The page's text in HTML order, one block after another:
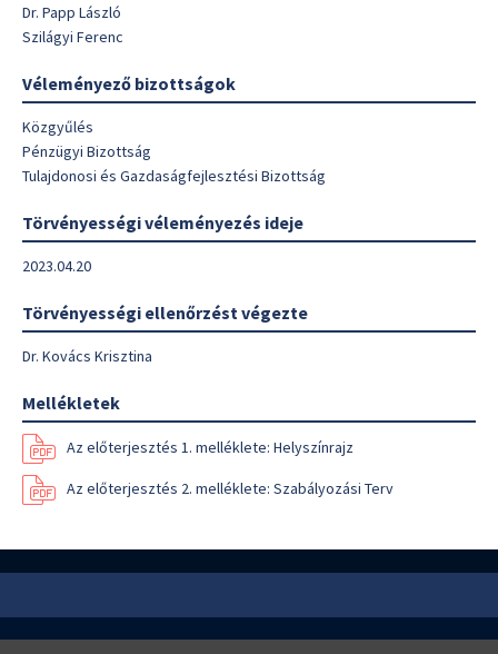
Dr. Papp László
Szilágyi Ferenc
Véleményező bizottságok
Közgyűlés
Pénzügyi Bizottság
Tulajdonosi és Gazdaságfejlesztési Bizottság
Törvényességi véleményezés ideje
2023.04.20
Törvényességi ellenőrzést végezte
Dr. Kovács Krisztina
Mellékletek
Az előterjesztés 1. melléklete: Helyszínrajz
Az előterjesztés 2. melléklete: Szabályozási Terv